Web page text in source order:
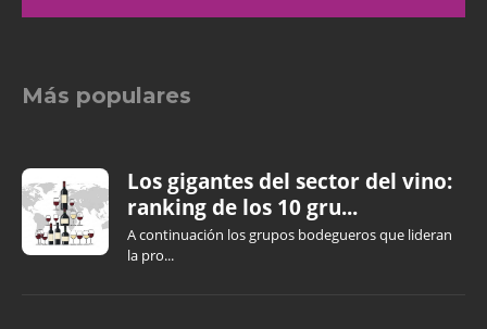
Más populares
Los gigantes del sector del vino:
ranking de los 10 gru...
A continuación los grupos bodegueros que lideran
la pro...